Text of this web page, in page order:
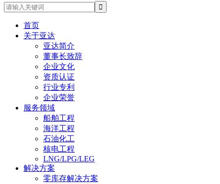
首页
关于亚达
亚达简介
董事长致辞
企业文化
资质认证
行业专利
企业荣誉
服务领域
船舶工程
海洋工程
石油化工
核电工程
LNG/LPG/LEG
解决方案
零库存解决方案